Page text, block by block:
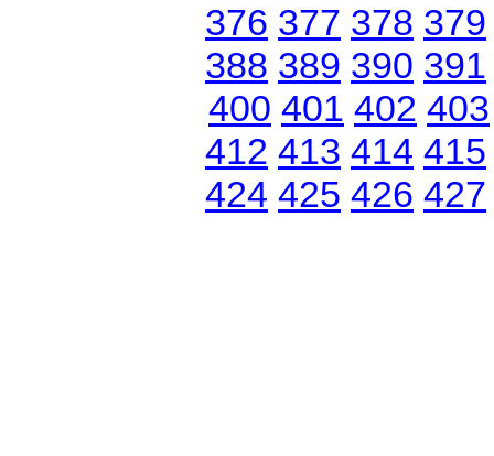
376 377 378 379
388 389 390 391
400 401 402 403
412 413 414 415
424 425 426 427